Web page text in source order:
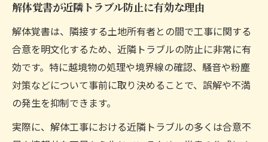
解体覚書が近隣トラブル防止に有効な理由
解体覚書は、隣接する土地所有者との間で工事に関する
合意を明文化するため、近隣トラブルの防止に非常に有
効です。特に越境物の処理や境界線の確認、騒音や粉塵
対策などについて事前に取り決めることで、誤解や不満
の発生を抑制できます。
実際に、解体工事における近隣トラブルの多くは合意不